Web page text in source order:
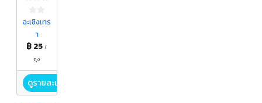
ดิน
พร้อม
ปลูก
ฉะเชิงเทร
า
฿ 25/
ถุง
ดูรายละเอียด